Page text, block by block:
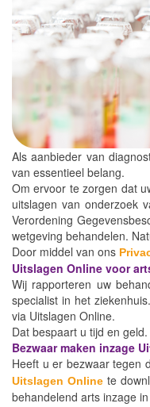
Als aanbieder van
van essentieel belang.
Om ervoor te zorgen dat
uitslagen van onderzoek
Verordening
wetgeving behandelen.
Door middel van ons
Uitslagen Online voor
Wij rapporteren uw
specialist in het
via Uitslagen Online.
Dat bespaart u tijd en
Bezwaar maken inzage
Heeft u er bezwaar tegen
Uitslagen Onlinete
behandelend arts inzage